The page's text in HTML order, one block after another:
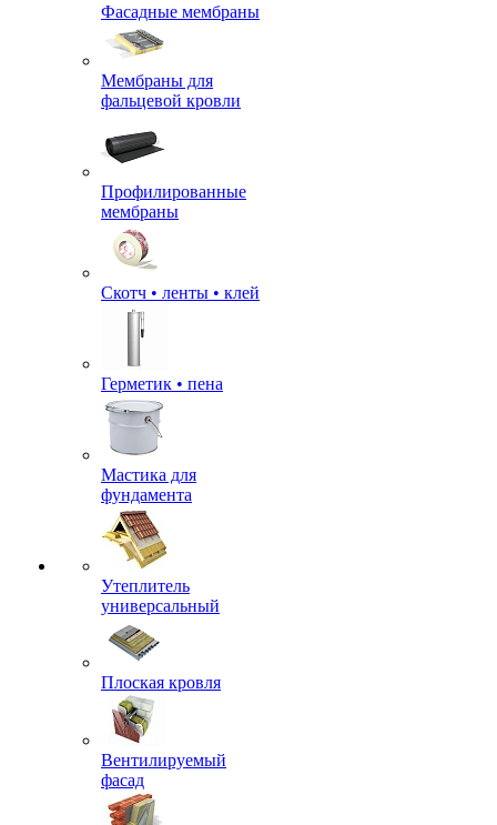
Фасадные мембраны
Мембраны для
фальцевой кровли
Профилированные
мембраны
Скотч • ленты • клей
Герметик • пена
Мастика для
фундамента
Утеплитель
универсальный
Плоская кровля
Вентилируемый
фасад